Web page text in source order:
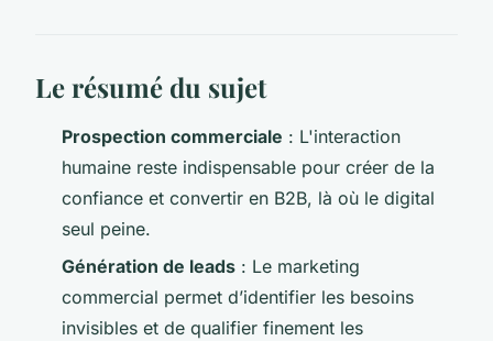
Le résumé du sujet
Prospection commerciale : L'interaction
humaine reste indispensable pour créer de la
confiance et convertir en B2B, là où le digital
seul peine.
Génération de leads : Le marketing
commercial permet d’identifier les besoins
invisibles et de qualifier finement les